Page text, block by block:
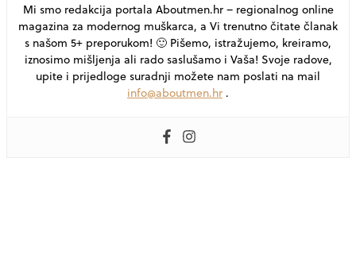
Mi smo redakcija portala Aboutmen.hr – regionalnog online
magazina za modernog muškarca, a Vi trenutno čitate članak
s našom 5+ preporukom! 🙂 Pišemo, istražujemo, kreiramo,
iznosimo mišljenja ali rado saslušamo i Vaša! Svoje radove,
upite i prijedloge suradnji možete nam poslati na mail
info@aboutmen.hr .